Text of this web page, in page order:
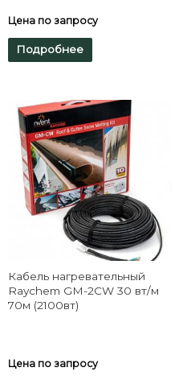
Цена по запросу
Подробнее
Кабель нагревательный
Raychem GM-2CW 30 вт/м
70м (2100вт)
Цена по запросу